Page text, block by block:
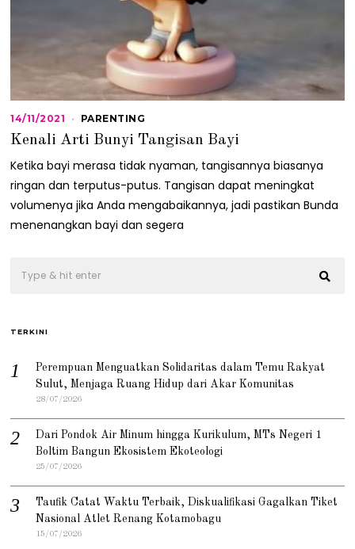
14/11/2021
4
/
1
/
0
1
PARENTING
Kenali Arti Bunyi Tangisan Bayi
Ketika bayi merasa tidak nyaman, tangisannya biasanya
ringan dan terputus-putus. Tangisan dapat meningkat
volumenya jika Anda mengabaikannya, jadi pastikan Bunda
menenangkan bayi dan segera
TERKINI
Perempuan Menguatkan Solidaritas dalam Temu Rakyat
Sulut, Menjaga Ruang Hidup dari Akar Komunitas
28/07/2026
Dari Pondok Air Minum hingga Kurikulum, MTs Negeri 1
Boltim Bangun Ekosistem Ekoteologi
25/07/2026
Taufik Catat Waktu Terbaik, Diskualifikasi Gagalkan Tiket
Nasional Atlet Renang Kotamobagu
15/07/2026